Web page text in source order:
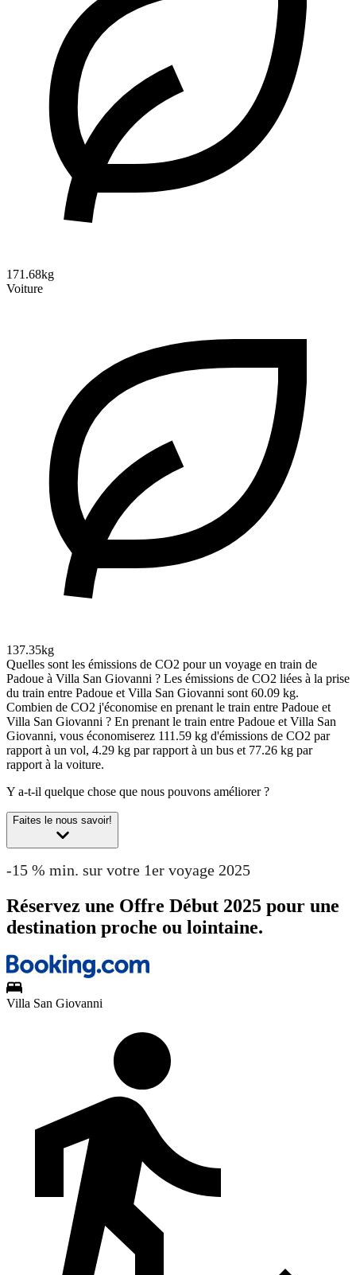
171.68kg
Voiture
137.35kg
Quelles sont les émissions de CO2 pour un voyage en train de
Padoue à Villa San Giovanni ? Les émissions de CO2 liées à la prise
du train entre Padoue et Villa San Giovanni sont 60.09 kg.
Combien de CO2 j'économise en prenant le train entre Padoue et
Villa San Giovanni ? En prenant le train entre Padoue et Villa San
Giovanni, vous économiserez 111.59 kg d'émissions de CO2 par
rapport à un vol, 4.29 kg par rapport à un bus et 77.26 kg par
rapport à la voiture.
Y a-t-il quelque chose que nous pouvons améliorer ?
Faites le nous savoir!
-15 % min. sur votre 1er voyage 2025
Réservez une Offre Début 2025 pour une
destination proche ou lointaine.
Villa San Giovanni